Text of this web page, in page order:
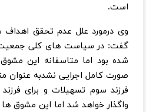
است.
وی درمورد علل عدم تحقق
گفت: در سیاست های کلی
شده بود اما متاسفانه این
صورت کامل اجرایی نشدبه عنوان
فرزند سوم تسهیلات و برای
واگذار خواهد شد اما این مشوق